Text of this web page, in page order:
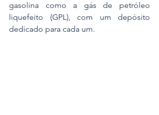
gasolina como a gás de petróleo
liquefeito (GPL), com um depósito
dedicado para cada um.